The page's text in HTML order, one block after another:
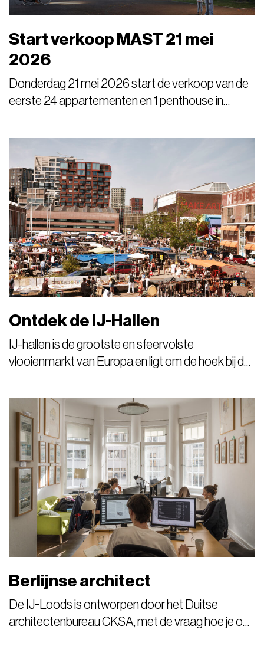
Start verkoop MAST 21 mei
2026
Donderdag 21 mei 2026 start de verkoop van de
eerste 24 appartementen en 1 penthouse in
gebouw op de hoek van de Ms. Oslofjordweg en
de Ms. Van Riemsdijkweg. Kom je ook naar het
verkoop event?
Ontdek de IJ-Hallen
IJ-hallen is de grootste en sfeervolste
vlooienmarkt van Europa en ligt om de hoek bij de
en aanbod uitstekend bij elkaar en is de kans van
slagen zeer groot.
Berlijnse architect
De IJ-Loods is ontworpen door het Duitse
architectenbureau CKSA, met de vraag hoe je op